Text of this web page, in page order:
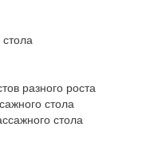
разного роста
стола
стола